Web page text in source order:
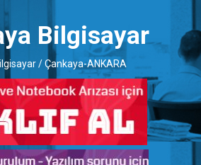
Bilgisayar
/ Çankaya-ANKARA